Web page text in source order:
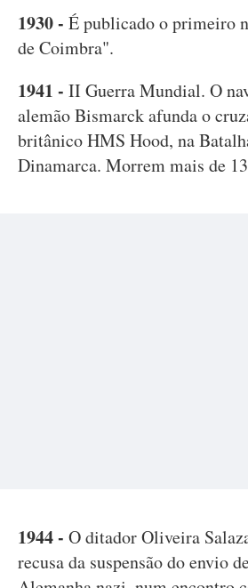
1930 - É publicado o primeiro
de Coimbra".
1941 - II Guerra Mundial. O
alemão Bismarck afunda o
britânico HMS Hood, na
Dinamarca. Morrem mais de
1944 - O ditador Oliveira
recusa da suspensão do envio